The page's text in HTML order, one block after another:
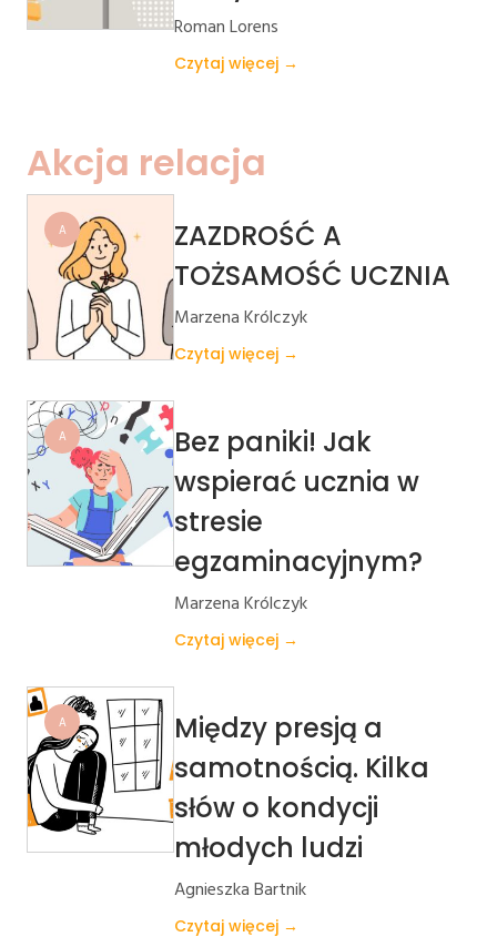
Roman Lorens
Czytaj więcej →
Akcja relacja
A
ZAZDROŚĆ A
TOŻSAMOŚĆ UCZNIA
Marzena Królczyk
Czytaj więcej →
A
Bez paniki! Jak
wspierać ucznia w
stresie
egzaminacyjnym?
Marzena Królczyk
Czytaj więcej →
A
Między presją a
samotnością. Kilka
słów o kondycji
młodych ludzi
Agnieszka Bartnik
Czytaj więcej →